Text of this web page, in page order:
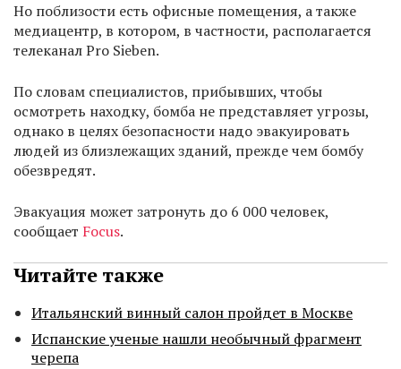
Но поблизости есть офисные помещения, а также
медиацентр, в котором, в частности, располагается
телеканал Pro Sieben.
По словам специалистов, прибывших, чтобы
осмотреть находку, бомба не представляет угрозы,
однако в целях безопасности надо эвакуировать
людей из близлежащих зданий, прежде чем бомбу
обезвредят.
Эвакуация может затронуть до 6 000 человек,
сообщает Focus.
Читайте также
Итальянский винный салон пройдет в Москве
Испанские ученые нашли необычный фрагмент
черепа